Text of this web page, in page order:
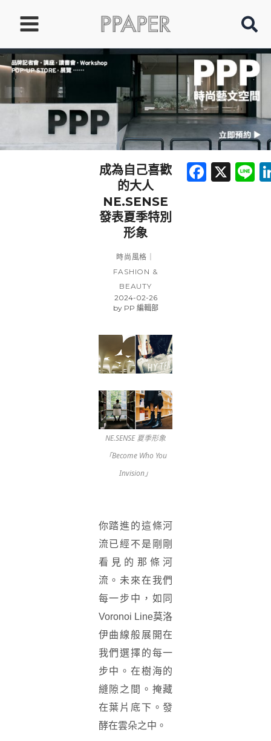
要
內
成為自己喜歡
的大人
NE.SENSE
發表夏季特別
形象
時尚風格｜
FASHION &
BEAUTY
2024-02-26
byPP 編輯部
NE.SENSE 夏季形象
「Become Who You
Invision」
你踏進的這條河
流已經不是剛剛
看見的那條河
流。未來在我們
每一步中，如同
Voronoi Line莫洛
伊曲線般展開在
我們選擇的每一
步中。在樹海的
縫隙之間。掩藏
在葉片底下。發
酵在雲朵之中。
X